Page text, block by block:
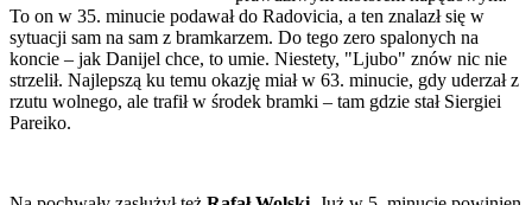
To on w 35. minucie podawał do Radovicia, a ten znalazł się w
sytuacji sam na sam z bramkarzem. Do tego zero spalonych na
koncie – jak Danijel chce, to umie. Niestety, "Ljubo" znów nic nie
strzelił. Najlepszą ku temu okazję miał w 63. minucie, gdy uderzał z
rzutu wolnego, ale trafił w środek bramki – tam gdzie stał Siergiei
Pareiko.